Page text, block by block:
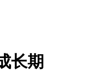
长期